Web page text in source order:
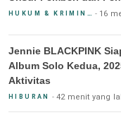
HUKUM & KRIMINAL 16
Jennie BLACKPINK
Album Solo Kedua,
Aktivitas
HIBURAN 42 menit yang